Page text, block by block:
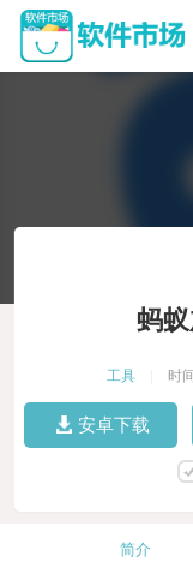
蚂
工具 时
安卓下载
简介